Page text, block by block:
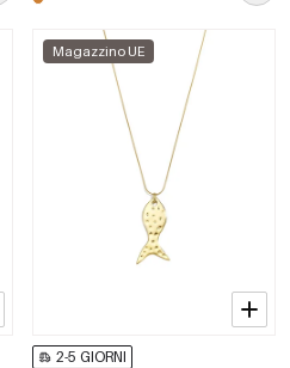
Magazzino UE
2-5 GIORNI